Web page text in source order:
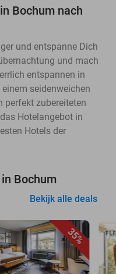
Bochum nach
und entspanne Dich
und mach
entspannen in
seidenweichen
perfekt zubereiteten
Hotelangebot in
Hotels der
Bochum
Bekijk alle deals
35%